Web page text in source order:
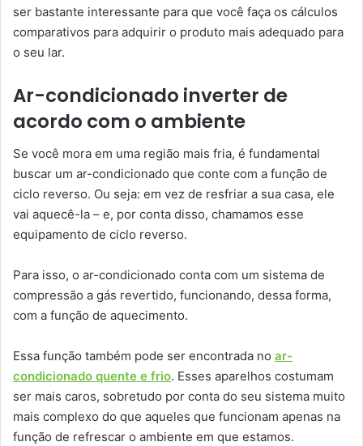
ser bastante interessante para que você faça os cálculos
comparativos para adquirir o produto mais adequado para
o seu lar.
Ar-condicionado inverter de
acordo com o ambiente
Se você mora em uma região mais fria, é fundamental
buscar um ar-condicionado que conte com a função de
ciclo reverso. Ou seja: em vez de resfriar a sua casa, ele
vai aquecê-la – e, por conta disso, chamamos esse
equipamento de ciclo reverso.
Para isso, o ar-condicionado conta com um sistema de
compressão a gás revertido, funcionando, dessa forma,
com a função de aquecimento.
Essa função também pode ser encontrada no ar-
condicionado quente e frio. Esses aparelhos costumam
ser mais caros, sobretudo por conta do seu sistema muito
mais complexo do que aqueles que funcionam apenas na
função de refrescar o ambiente em que estamos.